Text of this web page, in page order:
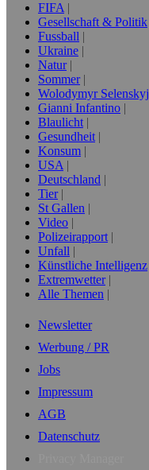
FIFA
Gesellschaft & Politik
Fussball
Ukraine
Natur
Sommer
Wolodymyr Selenskyj
Gianni Infantino
Blaulicht
Gesundheit
Konsum
USA
Deutschland
Tier
St Gallen
Video
Polizeirapport
Unfall
Künstliche Intelligenz
Extremwetter
Alle Themen
Newsletter
Werbung / PR
Jobs
Impressum
AGB
Datenschutz